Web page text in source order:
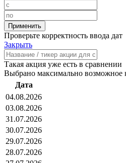
Проверьте корректность ввода дат
Закрыть
Такая акция уже есть в сравнении
Выбрано максимально возможное
Дата
04.08.2026
03.08.2026
31.07.2026
30.07.2026
29.07.2026
28.07.2026